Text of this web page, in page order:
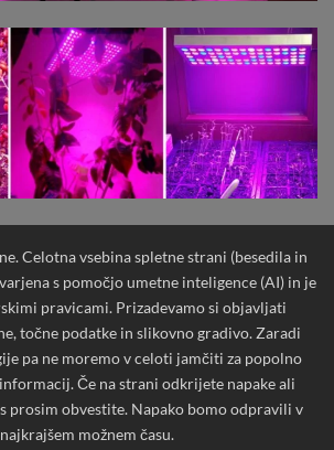
Celotna vsebina spletne strani (besedila in
s pomočjo umetne inteligence (AI) in je
pravicami. Prizadevamo si objavljati
točne podatke in slikovno gradivo. Zaradi
pa ne moremo v celoti jamčiti za popolno
Če na strani odkrijete napake ali
prosim obvestite. Napako bomo odpravili v
najkrajšem možnem času.